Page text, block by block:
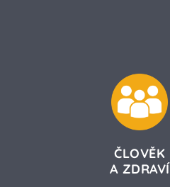
ČLOVĚK
A ZDRAVÍ